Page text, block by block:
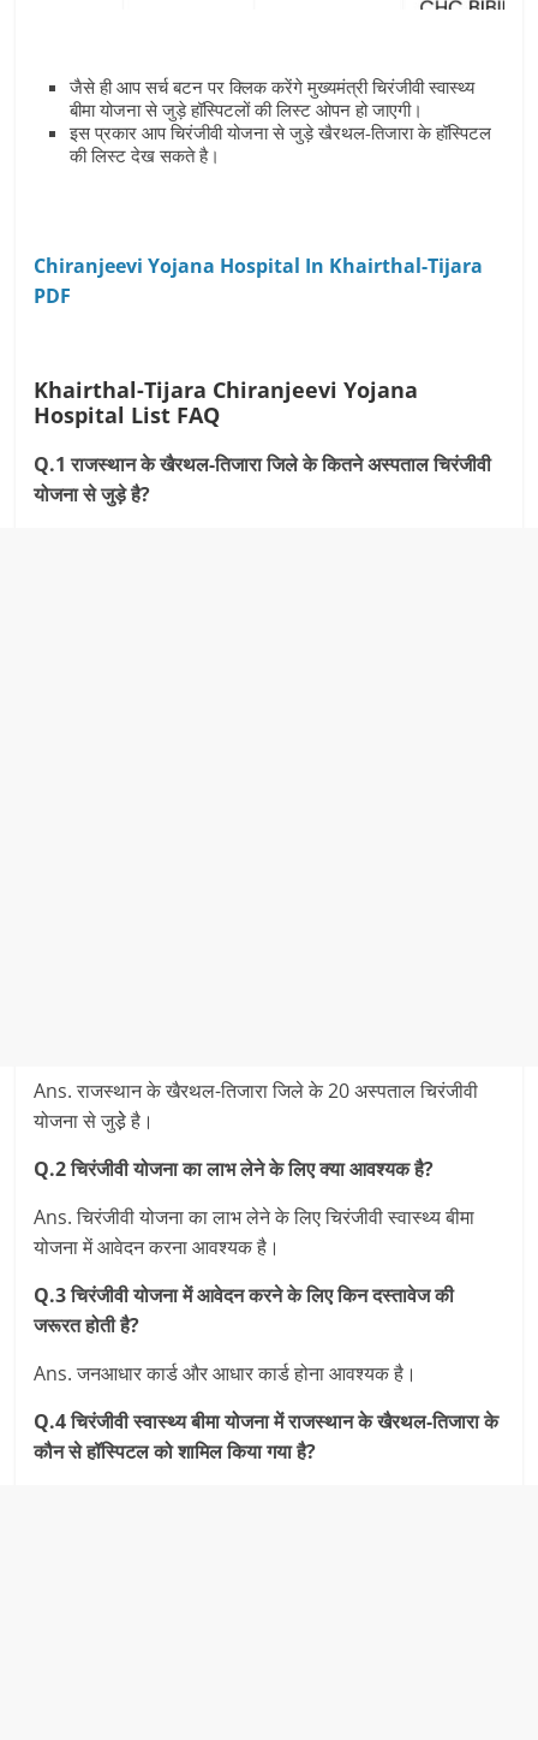
जैसे ही आप सर्च बटन पर क्लिक करेंगे मुख्‍यमंत्री चिरंजीवी स्‍वास्‍थ्‍य
बीमा योजना से जुड़े हॉस्पिटलों की लिस्‍ट ओपन हो जाएगी।
इस प्रकार आप चिरंजीवी योजना से जुड़े खैरथल-तिजारा के हॉस्पिटल
की लिस्‍ट देख सकते है।
Chiranjeevi Yojana Hospital In Khairthal-Tijara
PDF
Khairthal-Tijara Chiranjeevi Yojana
Hospital List FAQ
Q.1 राजस्‍थान के खैरथल-तिजारा जिले के कितने अस्‍पताल चिरंजीवी
योजना से जुड़े है?
Ans. राजस्‍थान के खैरथल-तिजारा जिले के 20 अस्‍पताल चिरंजीवी
योजना से जुडे़े़ है।
Q.2 चिरंजीवी योजना का लाभ लेने के लिए क्‍या आवश्‍यक है?
Ans. चिरंजीवी योजना का लाभ लेने के लिए चिरंजीवी स्‍वास्‍थ्‍य बीमा
योजना में आवेदन करना आवश्‍यक है।
Q.3 चिरंजीवी योजना में आवेदन करने के लिए किन दस्‍तावेज की
जरूरत होती है?
Ans. जनआधार कार्ड और आधार कार्ड होना आवश्‍यक है।
Q.4 चिरंजीवी स्‍वास्‍थ्‍य बीमा योजनामें राजस्‍थान के खैरथल-तिजारा के
कौन से हॉस्पिटल को शामिल किया गया है?